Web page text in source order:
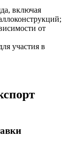
включая
от
участия в